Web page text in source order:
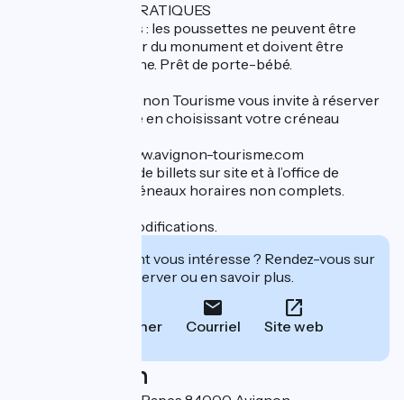
INFORMATIONS PRATIQUES
Bébé et poussettes : les poussettes ne peuvent être
utilisées à l'intérieur du monument et doivent être
laissées à la consigne. Prêt de porte-bébé.
BILLETTERIE : Avignon Tourisme vous invite à réserver
votre visite en ligne en choisissant votre créneau
Réservation sur www.avignon-tourisme.com
Possibilité d’achat de billets sur site et à l’office de
tourisme sur les créneaux horaires non complets.
Sous réserve de modifications.
Cet établissement vous intéresse ? Rendez-vous sur
leur site pour réserver ou en savoir plus.
Téléphoner Courriel Site web
Localisation